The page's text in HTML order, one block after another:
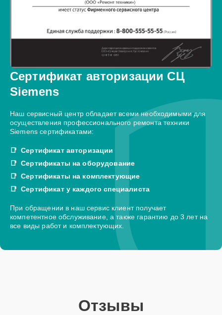
Сертификат авторизации СЦ
Siemens
Наш сервисный центр обладает всеми необходимыми для
осуществления профессионального ремонта техники
Siemens сертификатами:
Сертификат авторизации
Сертификаты на оборудование
Сертификаты на комплектующие
Сертификат у каждого специалиста
При обращении в наш сервис клиент получает
компетентное обслуживание, а также гарантию до 3 лет на
все виды работ и комплектующих.
Отзывы